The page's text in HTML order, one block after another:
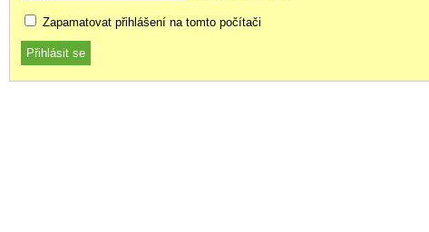
Zapamatovat přihlášení na tomto počítači